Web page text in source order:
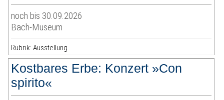
noch bis 30.09.2026
Bach-Museum
Rubrik: Ausstellung
Kostbares Erbe: Konzert »Con
spirito«